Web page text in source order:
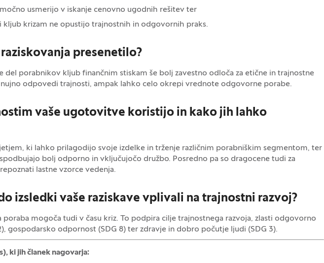
usmerijo v iskanje cenovno ugodnih rešitev ter
kljub krizam ne opustijo trajnostnih in odgovornih praks.
raziskovanja presenetilo?
del porabnikov kljub finančnim stiskam še bolj zavestno odloča za etične in trajnostne
odpovedi trajnosti, ampak lahko celo okrepi vrednote odgovorne porabe.
vaše ugotovitve koristijo in kako jih lahko
ki lahko prilagodijo svoje izdelke in trženje različnim porabniškim segmentom, ter
bolj odporno in vključujočo družbo. Posredno pa so dragocene tudi za
lastne vzorce vedenja.
izsledki vaše raziskave vplivali na trajnostni razvoj?
poraba mogoča tudi v času kriz. To podpira cilje trajnostnega razvoja, zlasti odgovorno
gospodarsko odpornost (SDG 8) ter zdravje in dobro počutje ljudi (SDG 3).
ki jih članek nagovarja: